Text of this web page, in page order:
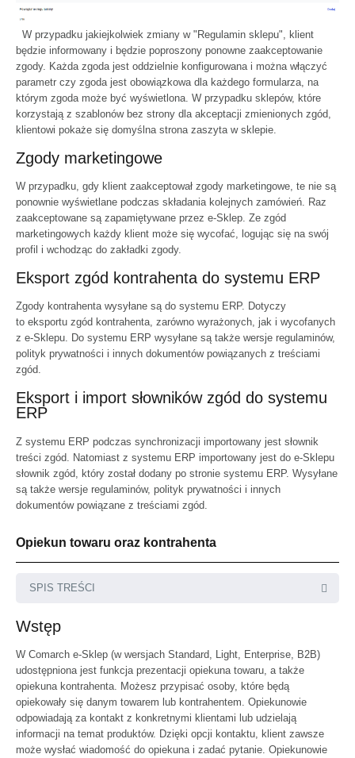
W przypadku jakiejkolwiek zmiany w "Regulamin sklepu", klient
będzie informowany i będzie poproszony ponowne zaakceptowanie
zgody. Każda zgoda jest oddzielnie konfigurowana i można włączyć
parametr czy zgoda jest obowiązkowa dla każdego formularza, na
którym zgoda może być wyświetlona. W przypadku sklepów, które
korzystają z szablonów bez strony dla akceptacji zmienionych zgód,
klientowi pokaże się domyślna strona zaszyta w sklepie.
Zgody marketingowe
W przypadku, gdy klient zaakceptował zgody marketingowe, te nie są
ponownie wyświetlane podczas składania kolejnych zamówień. Raz
zaakceptowane są zapamiętywane przez e-Sklep. Ze zgód
marketingowych każdy klient może się wycofać, logując się na swój
profil i wchodząc do zakładki zgody.
Eksport zgód kontrahenta do systemu ERP
Zgody kontrahenta wysyłane są do systemu ERP. Dotyczy
to eksportu zgód kontrahenta, zarówno wyrażonych, jak i wycofanych
z e-Sklepu. Do systemu ERP wysyłane są także wersje regulaminów,
polityk prywatności i innych dokumentów powiązanych z treściami
zgód.
Eksport i import słowników zgód do systemu
ERP
Z systemu ERP podczas synchronizacji importowany jest słownik
treści zgód. Natomiast z systemu ERP importowany jest do e-Sklepu
słownik zgód, który został dodany po stronie systemu ERP. Wysyłane
są także wersje regulaminów, polityk prywatności i innych
dokumentów powiązane z treściami zgód.
Opiekun towaru oraz kontrahenta
SPIS TREŚCI
Konfiguracja w ERP Optima
Konfiguracja w ERP XL
Wstęp
W Comarch e-Sklep (w wersjach Standard, Light, Enterprise, B2B)
udostępniona jest funkcja prezentacji opiekuna towaru, a także
opiekuna kontrahenta. Możesz przypisać osoby, które będą
opiekowały się danym towarem lub kontrahentem. Opiekunowie
odpowiadają za kontakt z konkretnymi klientami lub udzielają
informacji na temat produktów. Dzięki opcji kontaktu, klient zawsze
może wysłać wiadomość do opiekuna i zadać pytanie. Opiekunowie